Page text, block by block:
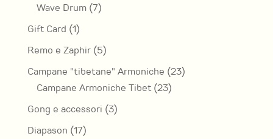
Wave Drum 77
Gift Card 11
prodotto
Remo e Zaphir 55
prodotti
Campane "tibetane" Armoniche 2323
Campane Armoniche Tibet 2323
Gong e accessori 33
Diapason 1717